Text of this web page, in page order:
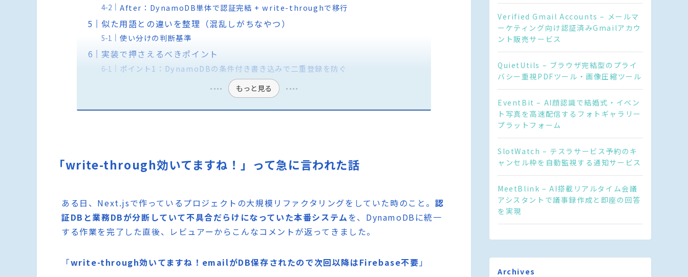
After：DynamoDB単体で認証完結 + write-throughで移行
似た用語との違いを整理（混乱しがちなやつ）
使い分けの判断基準
実装で押さえるべきポイント
ポイント1：DynamoDBの条件付き書き込みで二重登録を防ぐ
もっと見る
「write-through効いてますね！」って急に言われた話
ある日、Next.jsで作っているプロジェクトの大規模リファクタリングをしていた時のこと。認
証DBと業務DBが分断していて不具合だらけになっていた本番システムを、DynamoDBに統一
する作業を完了した直後、レビュアーからこんなコメントが返ってきました。
「write-through効いてますね！emailがDB保存されたので次回以降はFirebase不要」
Verified Gmail Accounts – メールマ
ーケティング向け認証済みGmailアカウ
ント販売サービス
QuietUtils – ブラウザ完結型のプライ
バシー重視PDFツール・画像圧縮ツール
EventBit – AI顔認識で結婚式・イベン
ト写真を高速配信するフォトギャラリー
プラットフォーム
SlotWatch – テスラサービス予約のキ
ャンセル枠を自動監視する通知サービス
MeetBlink – AI搭載リアルタイム会議
アシスタントで議事録作成と即座の回答
を実現
Archives